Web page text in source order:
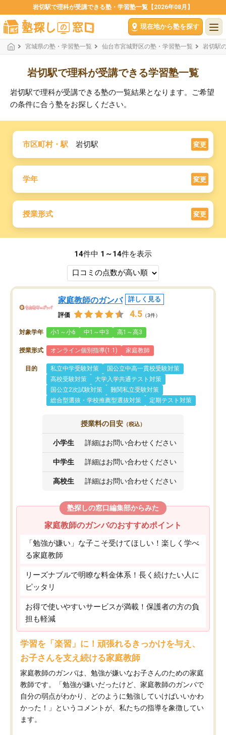
岩切駅で理科が受講できる塾・学習塾一覧【2026年08月】
現在地から塾を探す
宮城県の塾・学習塾一覧 仙台市宮城野区の塾・学習塾一覧 岩切駅
岩切駅で理科が受講できる学習塾一覧
岩切駅で理科が受講できる塾の一覧結果となります。ご希望
の条件に合う塾をお探しください。
市区町村・駅 岩切駅 変更
学年 変更
授業形式 変更
14件中 1～14件を表示
家庭教師のガンバ 詳しく見る
評価 4.5 （3件）
対象学年 小1～小6 中1～中3 高1～高3
授業形式 オンライン個別指導(1:1) 家庭教師
目的 私立中学受験対策
国公立中高一貫校受験対策
高校受験対策
大学入学共通テスト対策
国公立2次試験対策
難関私立受験対策
総合型選抜・学校推薦型選抜対策
定期テスト対策
授業料の目安 （税込）
小学生 詳細はお問い合わせください
中学生 詳細はお問い合わせください
高校生 詳細はお問い合わせください
塾探しの窓口編集部からみた
家庭教師のガンバのおすすめポイント
「勉強が嫌い」な子こそ受けてほしい！楽しく学べ
る家庭教師
リーズナブルで明瞭な料金体系！長く続けたい人に
ピッタリ
お得で使いやすいサービスが満載！保護者の方の負
担も軽減
学習を「楽習」に！頑張れるきっかけを与え、
お子さんを支え続ける家庭教師
家庭教師のガンバは、勉強が嫌いなお子さんのための家庭
教師です。「勉強が嫌いだったけど、家庭教師のガンバで
自分の弱点がわかり、どのように勉強していけばいいかわ
かった！」というコメントが、私たちの指導を象徴してい
ます。